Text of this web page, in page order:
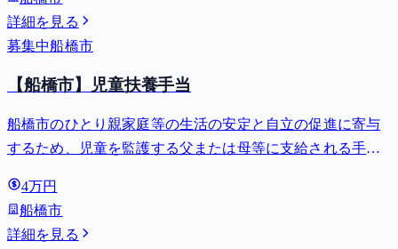
詳細を見る
募集中船橋市
【船橋市】児童扶養手当
船橋市のひとり親家庭等の生活の安定と自立の促進に寄与
するため、児童を監護する父または母等に支給される手
4万円
船橋市
詳細を見る